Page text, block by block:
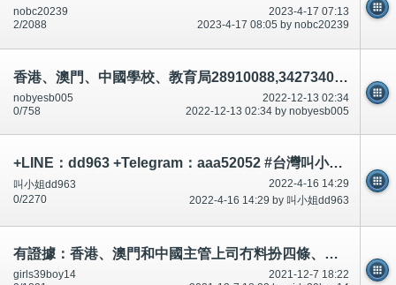
2023-4-17 07:13
nobc20239
2023-4-17 08:05 by nobc20239
2/2088
香港、澳門、中國學校、教育局28910088,34273401,28926270有份車禍殺人.(說話前後不一)串通,合謀,論壇/討論區有講有說
2022-12-13 02:34
nobyesb005
2022-12-13 02:34 by nobyesb005
0/758
+LINE：dd963 +Telegram：aaa52052 #台灣叫小姐 #台中叫小姐 #台北叫小姐 #高雄叫小姐 #新竹叫小姐 #台南叫小姐 #彰化叫小
2022-4-16 14:29
叫小姐dd963
2022-4-16 14:29 by 叫小姐dd963
0/2270
有證據：香港、澳門和中國主管上司冇料扮四條、扮嘢攞威*警察廉署,藝人DJ醫生護士政府精神科-公開
2021-12-7 18:22
girls39boy14